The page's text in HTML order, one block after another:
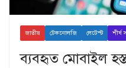
জাতীয় টেকনোলজি লেটেস্ট শীর্ষ
ব্যবহৃত মোবাইল